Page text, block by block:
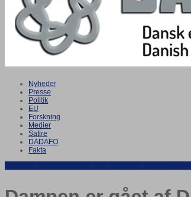
Nyheder
Presse
Politik
EU
Forskning
Medier
Satire
DADAFO
Fakta
· · · ·